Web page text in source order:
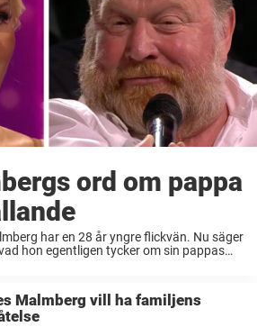
ord om pappa
har en 28 år yngre flickvän. Nu säger
hon egentligen tycker om sin pappas
Malmberg vill ha familjens